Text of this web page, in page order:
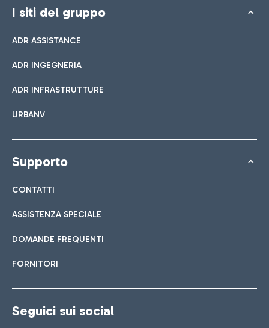
I siti del gruppo
ADR ASSISTANCE
ADR INGEGNERIA
ADR INFRASTRUTTURE
URBANV
Supporto
CONTATTI
ASSISTENZA SPECIALE
DOMANDE FREQUENTI
FORNITORI
Seguici sui social